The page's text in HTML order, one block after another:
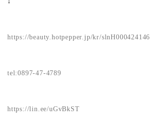
https://beauty.hotpepper.jp/kr/slnH000424146
tel:0897-47-4789
https://lin.ee/uGvBkST